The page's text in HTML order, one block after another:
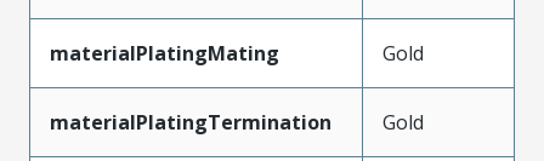
materialPlatingMating Gold
materialPlatingTermination Gold